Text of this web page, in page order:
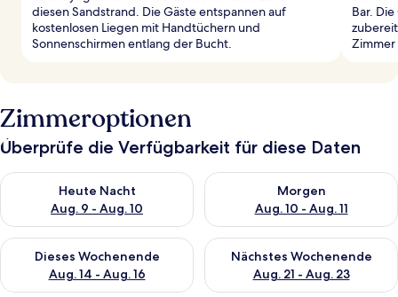
diesen Sandstrand. Die Gäste entspannen auf
kostenlosen Liegen mit Handtüchern und
Sonnenschirmen entlang der Bucht.
Bar.
Zimmer
Zimmeroptionen
Überprüfe die Verfügbarkeit für diese Daten
Heute Nacht
Aug. 9 - Aug. 10
Überprüfe die Verfügbarkeit für heute Nacht, Aug. 9 - Aug.
Morgen
Aug. 10 - Aug. 11
Überprüfe die Verfügbarkeit
Dieses Wochenende
Aug. 14 - Aug. 16
Überprüfe die Verfügbarkeit für dieses Wochenende, Aug. 14
Nächstes Wochenende
Aug. 21 - Aug. 23
Überprüfe die Verfügbarkeit